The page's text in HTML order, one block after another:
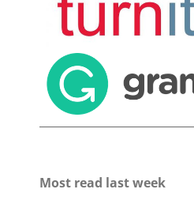
Most read last week